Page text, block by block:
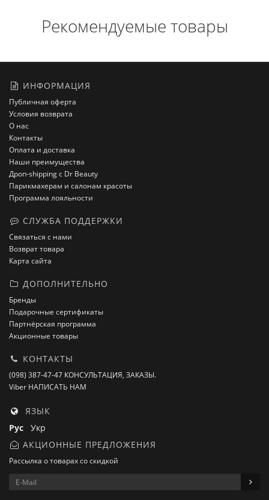
Рекомендуемые товары
ИНФОРМАЦИЯ
Публичная оферта
Условия возврата
О нас
Контакты
Оплата и доставка
Наши преимущества
Дроп-shipping с Dr Beauty
Парикмахерам и салонам красоты
Программа лояльности
СЛУЖБА ПОДДЕРЖКИ
Связаться с нами
Возврат товара
Карта сайта
ДОПОЛНИТЕЛЬНО
Бренды
Подарочные сертификаты
Партнёрская программа
Акционные товары
КОНТАКТЫ
(098) 387-47-47 КОНСУЛЬТАЦИЯ, ЗАКАЗЫ.
Viber НАПИСАТЬ НАМ
ЯЗЫК
Рус Укр
АКЦИОННЫЕ ПРЕДЛОЖЕНИЯ
Рассылка о товарах со скидкой